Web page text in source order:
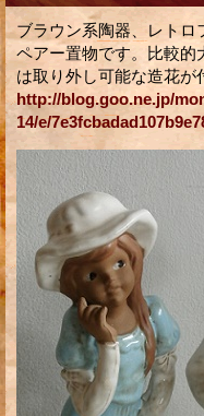
ブラウン系陶器、レト
ペアー置物です。比較的
は取り外し可能な造花
http://blog.goo.ne.jp/
14/e/